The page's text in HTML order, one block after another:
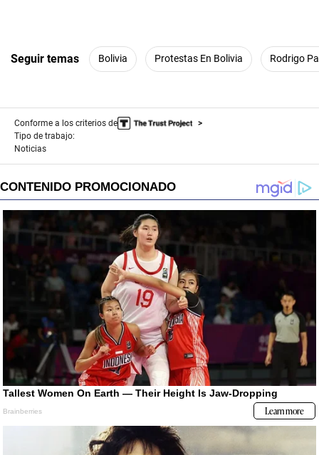
Seguir temas Bolivia Protestas En Bolivia Rodrigo
Conforme a los criterios de
Tipo de trabajo:
Noticias